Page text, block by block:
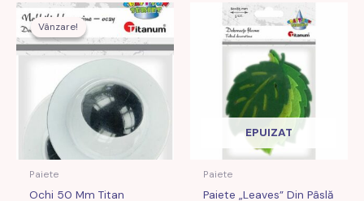
Vânzare!
Vânzare!
Paiete
Ochi 50 Mm Titan
Prețul
inițial
a
fost:
29,00 MDL.
Prețul
curent
este:
12,00 MDL.
EPUIZAT
Paiete
Paiete „Leaves” Din Pâslă